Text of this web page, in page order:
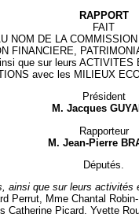
RAPPORT
FAIT
NOM DE LA
FINANCIERE,
que sur leurs ACTIVITES
avec les MILIEUX
Président
M. Jacques
Rapporteur
M. Jean-Pierre
Députés.
que sur leurs
Perrut, Mme Chantal
Catherine Picard, Yvette